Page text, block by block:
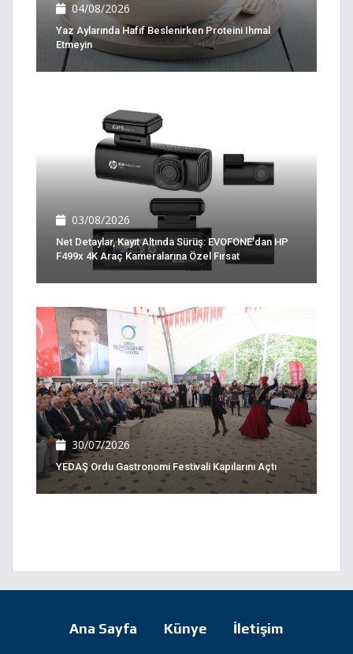
04/08/2026
Yaz Aylarında Hafif Beslenirken Proteini Ihmal
Etmeyin
03/08/2026
Net Detaylar, Kayıt Altında Sürüş: EVOFONE’dan HP
F499x 4K Araç Kameralarına Özel Fırsat
30/07/2026
YEDAŞ Ordu Gastronomi Festivali Kapılarını Açtı
Ana Sayfa Künye İletişim